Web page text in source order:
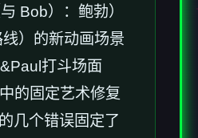
Bob）：鲍勃）
）的新动画场景
打斗场面
的固定艺术修复
几个错误固定了